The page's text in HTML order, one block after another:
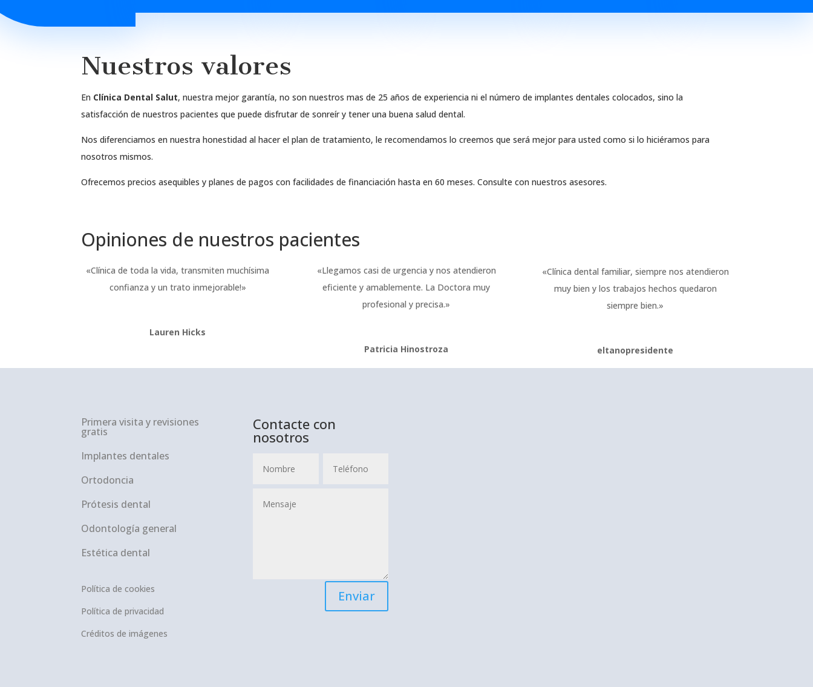
Nuestros valores
En Clínica Dental Salut, nuestra mejor garantía, no son nuestros mas de 25 años de experiencia ni el número de implantes dentales colocados, sino la
satisfacción de nuestros pacientes que puede disfrutar de sonreír y tener una buena salud dental.
Nos diferenciamos en nuestra honestidad al hacer el plan de tratamiento, le recomendamos lo creemos que será mejor para usted como si lo hiciéramos para
nosotros mismos.
Ofrecemos precios asequibles y planes de pagos con facilidades de financiación hasta en 60 meses. Consulte con nuestros asesores.
Opiniones de nuestros pacientes
«Clínica de toda la vida, transmiten muchísima
confianza y un trato inmejorable!»
Lauren Hicks
«Llegamos casi de urgencia y nos atendieron
eficiente y amablemente. La Doctora muy
profesional y precisa.»
Patricia Hinostroza
«Clínica dental familiar, siempre nos atendieron
muy bien y los trabajos hechos quedaron
siempre bien.»
eltanopresidente
Primera visita y revisiones
gratis
Implantes dentales
Ortodoncia
Prótesis dental
Odontología general
Estética dental
Política de cookies
Política de privacidad
Créditos de imágenes
Contacte con
nosotros
Enviar